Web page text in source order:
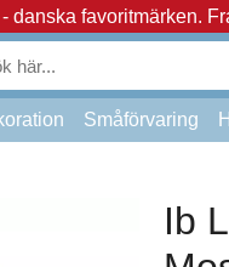
danska favoritmärken.
Småförvaring
Ib